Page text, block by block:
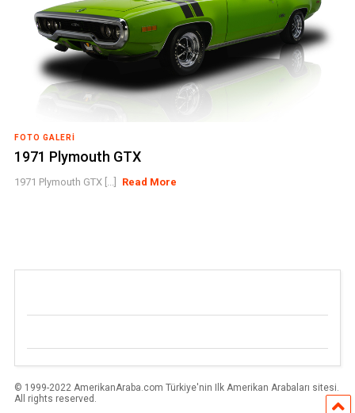
FOTO GALERI
1971 Plymouth GTX
1971 Plymouth GTX [...] Read More
© 1999-2022 AmerikanAraba.com Türkiye'nin Ilk Amerikan Arabaları sitesi.
All rights reserved.